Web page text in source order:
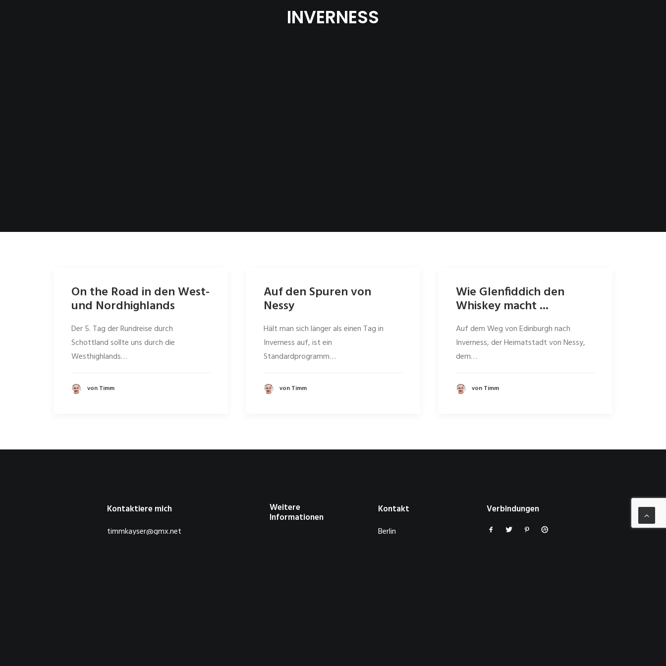
INVERNESS
On the Road in den West-
und Nordhighlands
Der 5. Tag der Rundreise durch
Schottland sollte uns durch die
Westhighlands…
von Timm
Auf den Spuren von
Nessy
Hält man sich länger als einen Tag in
Inverness auf, ist ein
Standardprogramm…
von Timm
Wie Glenfiddich den
Whiskey macht ...
Auf dem Weg von Edinburgh nach
Inverness, der Heimatstadt von Nessy,
dem…
von Timm
Kontaktiere mich
timmkayser@gmx.net
Weitere
Informationen
Kontakt
Berlin
Verbindungen